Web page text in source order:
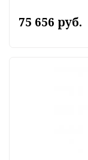
75 656 руб.